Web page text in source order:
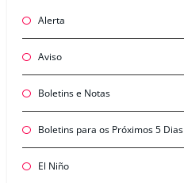
Alerta
Aviso
Boletins e Notas
Boletins para os Próximos 5 Dias
El Niño